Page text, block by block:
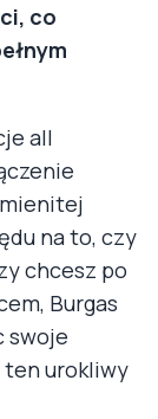
co
all
na to, czy
chcesz po
Burgas
swoje
ten urokliwy